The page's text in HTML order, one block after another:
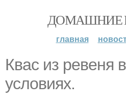
ДОМАШНИЕ
главная
Квас из ревеня
условиях.